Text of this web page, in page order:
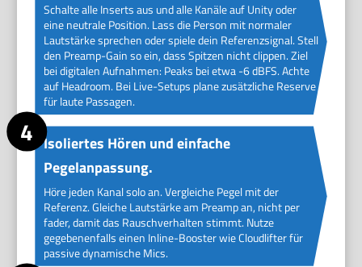
Schalte alle Inserts aus und alle Kanäle auf Unity oder
eine neutrale Position. Lass die Person mit normaler
Lautstärke sprechen oder spiele dein Referenzsignal. Stell
den Preamp-Gain so ein, dass Spitzen nicht clippen. Ziel
bei digitalen Aufnahmen: Peaks bei etwa -6 dBFS. Achte
auf Headroom. Bei Live-Setups plane zusätzliche Reserve
für laute Passagen.
Isoliertes Hören und einfache
Pegelanpassung.
Höre jeden Kanal solo an. Vergleiche Pegel mit der
Referenz. Gleiche Lautstärke am Preamp an, nicht per
fader, damit das Rauschverhalten stimmt. Nutze
gegebenenfalls einen Inline-Booster wie Cloudlifter für
passive dynamische Mics.